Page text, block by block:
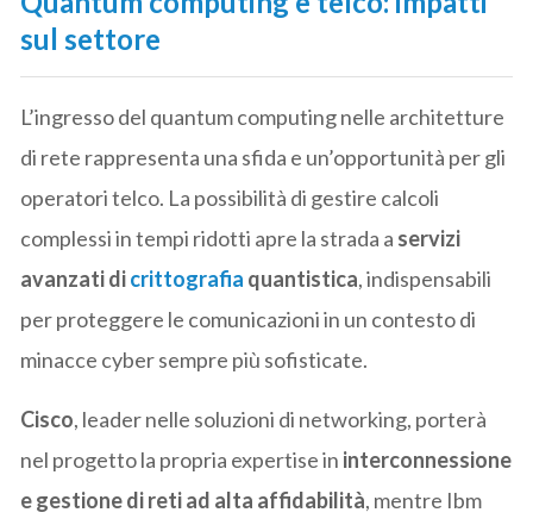
sul settore
L’ingresso del quantum computing nelle architetture
di rete rappresenta una sfida e un’opportunità per gli
operatori telco. La possibilità di gestire calcoli
complessi in tempi ridotti apre la strada a servizi
avanzati dicrittografia quantistica, indispensabili
per proteggere le comunicazioni in un contesto di
minacce cyber sempre più sofisticate.
Cisco, leader nelle soluzioni di networking, porterà
nel progetto la propria expertise in interconnessione
e gestione di reti ad alta affidabilità, mentre Ibm